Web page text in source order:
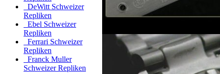
DeWitt Schweizer
Repliken
Ebel Schweizer
Repliken
Ferrari Schweizer
Repliken
Franck Muller
Schweizer Repliken